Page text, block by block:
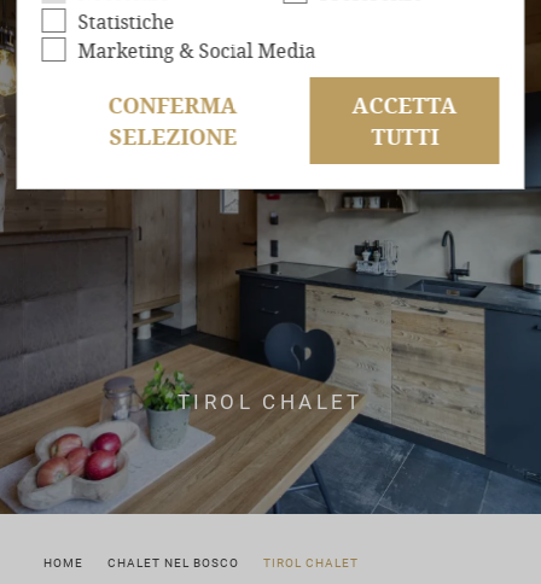
POSIZIONEESCLUSIVA
RICHIESTA
TIROL CHALET
HOME CHALET NEL BOSCO TIROL CHALET
Statistiche
Marketing & Social Media
CONFERMA
SELEZIONE
ACCETTA
TUTTI